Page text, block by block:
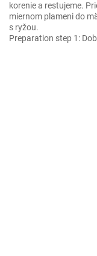
korenie a restujeme.
miernom plameni do
s ryžou.
Preparation step 1: